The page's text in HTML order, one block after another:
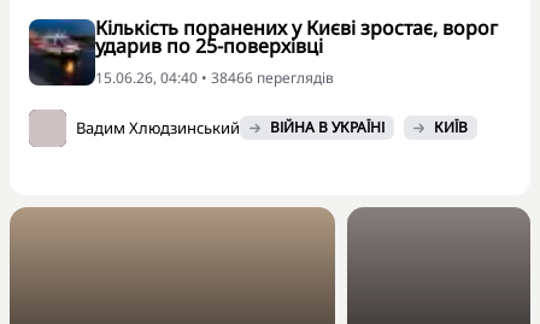
Кількість поранених у Києві зростає, ворог
ударив по 25-поверхівці
15.06.26, 04:40 • 38466 переглядiв
Вадим Хлюдзинський ВІЙНА В УКРАЇНІ КИЇВ